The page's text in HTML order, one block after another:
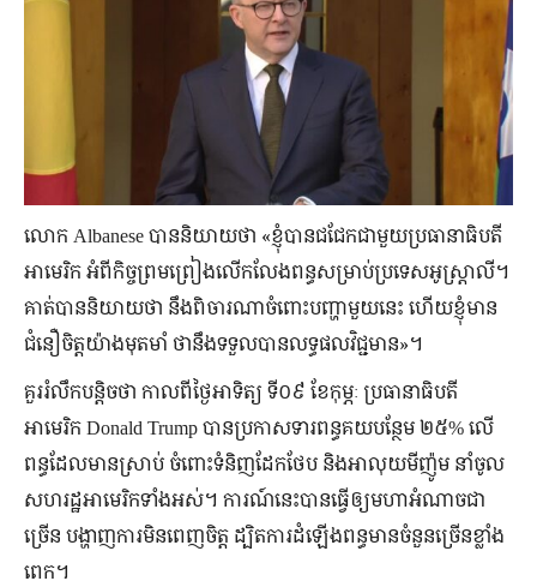
លោក Albanese បាននិយាយថា «ខ្ញុំបានជជែកជាមួយប្រធានាធិបតី
អាមេរិក អំពីកិច្ចព្រមព្រៀងលើកលែងពន្ធសម្រាប់ប្រទេសអូស្ត្រាលី។
គាត់បាននិយាយថា នឹងពិចារណាចំពោះបញ្ហាមួយនេះ ហើយខ្ញុំមាន
ជំនឿចិត្តយ៉ាងមុតមាំ ថានឹងទទួលបានលទ្ធផលវិជ្ជមាន»។
គួររំលឹកបន្តិចថា កាលពីថ្ងៃអាទិត្យ ទី០៩ ខែកុម្ភៈ ប្រធានាធិបតី
អាមេរិក Donald Trump បានប្រកាសទារពន្ធគយបន្ថែម ២៥% លើ
ពន្ធដែលមានស្រាប់ ចំពោះទំនិញដែកថែប និងអាលុយមីញ៉ូម នាំចូល
សហរដ្ឋអាមេរិកទាំងអស់។ ការណ៍នេះបានធ្វើឲ្យមហាអំណាចជា
ច្រើន បង្ហាញការមិនពេញចិត្ត ដ្បិតការដំឡើងពន្ធមានចំនួនច្រើនខ្លាំង
ពេក។